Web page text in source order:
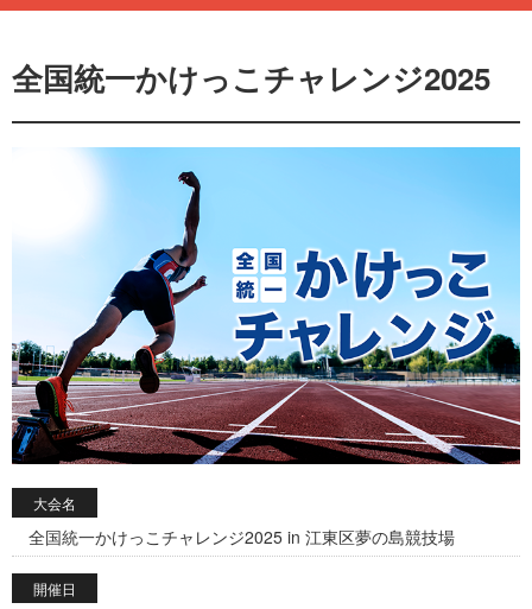
全国統一かけっこチャレンジ2025
大会名
全国統一かけっこチャレンジ2025 in 江東区夢の島競技場
開催日